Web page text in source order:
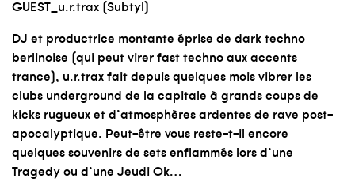
GUEST_u.r.trax (Subtyl)
DJ et productrice montante éprise de dark techno
berlinoise (qui peut virer fast techno aux accents
trance), u.r.trax fait depuis quelques mois vibrer les
clubs underground de la capitale à grands coups de
kicks rugueux et d’atmosphères ardentes de rave post-
apocalyptique. Peut-être vous reste-t-il encore
quelques souvenirs de sets enflammés lors d’une
Tragedy ou d’une Jeudi Ok…